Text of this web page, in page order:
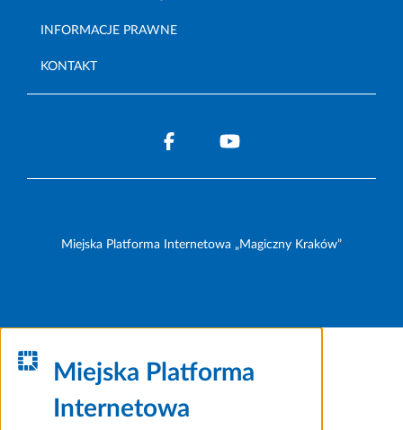
INFORMACJE PRAWNE
KONTAKT
Miejska Platforma Internetowa „Magiczny Kraków”
Miejska Platforma
Internetowa